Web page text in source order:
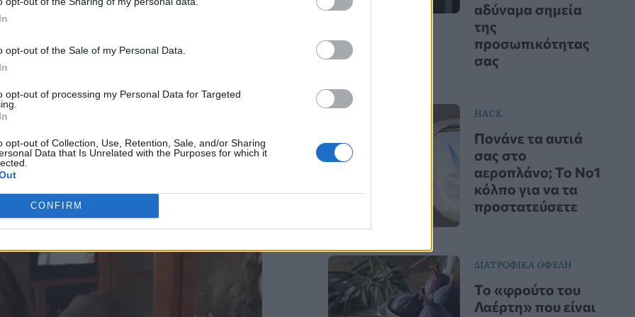
opt-out of the Sale of my Personal Data.
opt-out of processing my Personal Data for Targeted
opt-out of Collection, Use, Retention, Sale, and/or Sharing
Data that Is Unrelated with the Purposes for which it
CONFIRM
της για το μέλλον. Η ιδέα του να
αφόρητη. Η γιαγιά της,
kugel και mandel bread, της
τι θέλω να κάνω όταν
αδύναμα σημεία
της
προσωπικότητας
σας
HACK
Πονάνε τα αυτιά
σας στο
αεροπλάνο; Το Νο1
κόλπο για να τα
προστατεύσετε
ΔΙΑΤΡΟΦΙΚΑ ΟΦΕΛΗ
Το «φρούτο του
Λαέρτη» που είναι